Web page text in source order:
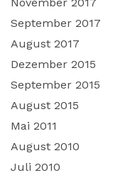
September 2017
August 2017
Dezember 2015
September 2015
August 2015
Mai 2011
August 2010
Juli 2010